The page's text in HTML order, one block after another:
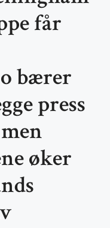
får
bærer
press
øker